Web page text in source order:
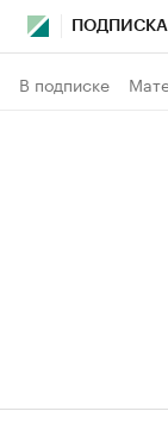
В подписке